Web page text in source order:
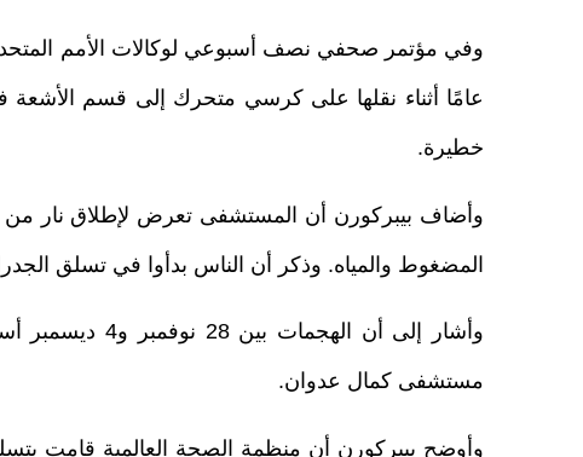
خطيرة.
وأضاف بيبركورن أن المستشفى تعرض لإطلاق نار من
المضغوط والمياه. وذكر أن الناس بدأوا في تسلق
وأشار إلى أن
مستشفى كمال عدوان.